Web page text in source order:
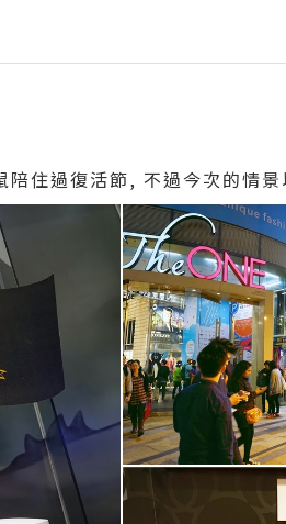
住過復活節, 不過今次的情